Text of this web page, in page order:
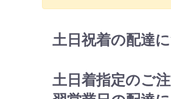
土日祝着の配達
土日着指定のご注